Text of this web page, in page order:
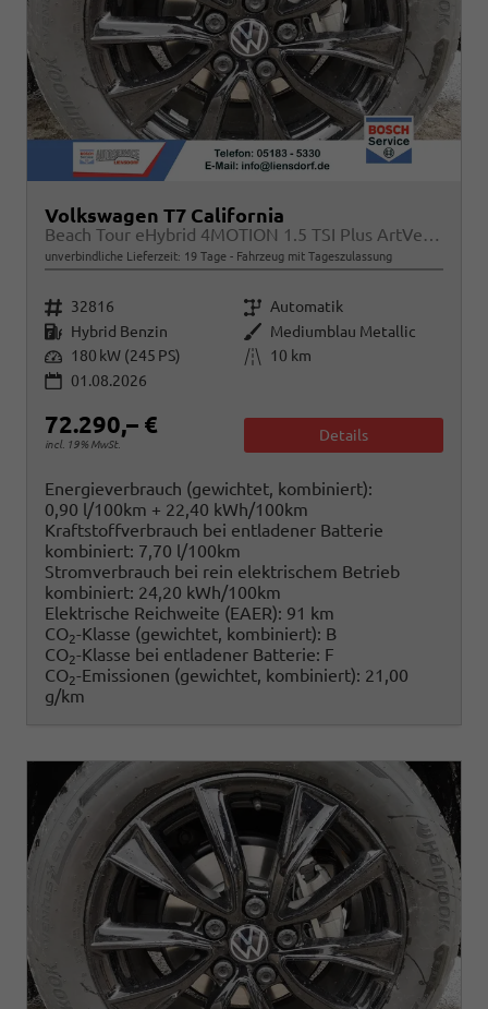
Volkswagen T7 California
unverbindliche Lieferzeit: 19 Tage Fahrzeug mit Tageszulassung
Fahrzeugnr. 32816 Getriebe Automatik
Kraftstoff Hybrid Benzin Außenfarbe Mediumblau Metallic
Leistung 180 kW (245 PS) Kilometerstand
10 km
01.08.2026
72.290,– €
incl. 19% MwSt.
Details
Energieverbrauch (gewichtet, kombiniert):
0,90 l/100km + 22,40 kWh/100km
Kraftstoffverbrauch bei entladener Batterie
kombiniert: 7,70 l/100km
Stromverbrauch bei rein elektrischem Betrieb
kombiniert: 24,20 kWh/100km
Elektrische Reichweite (EAER): 91 km
CO2-Klasse (gewichtet, kombiniert): B
CO2-Klasse bei entladener Batterie: F
CO2-Emissionen (gewichtet, kombiniert): 21,00
g/km